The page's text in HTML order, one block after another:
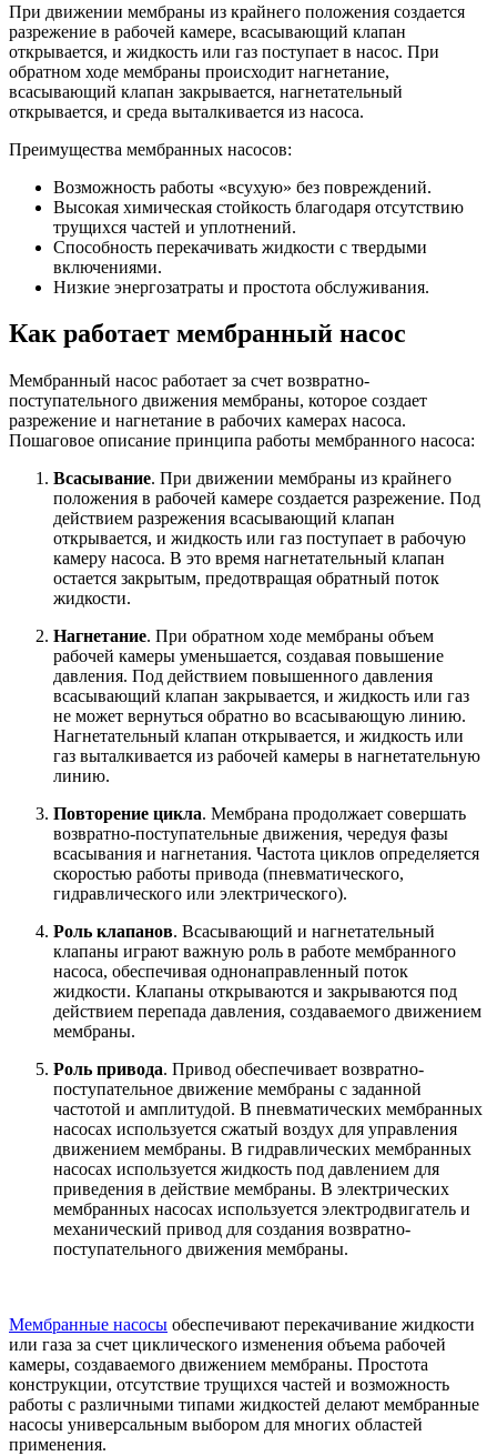
При движении мембраны из крайнего положения создается
разрежение в рабочей камере, всасывающий клапан
открывается, и жидкость или газ поступает в насос. При
обратном ходе мембраны происходит нагнетание,
всасывающий клапан закрывается, нагнетательный
открывается, и среда выталкивается из насоса.
Преимущества мембранных насосов:
Возможность работы «всухую» без повреждений.
Высокая химическая стойкость благодаря отсутствию
трущихся частей и уплотнений.
Способность перекачивать жидкости с твердыми
включениями.
Низкие энергозатраты и простота обслуживания.
Как работает мембранный насос
Мембранный насос работает за счет возвратно-
поступательного движения мембраны, которое создает
разрежение и нагнетание в рабочих камерах насоса.
Пошаговое описание принципа работы мембранного насоса:
Всасывание. При движении мембраны из крайнего
положения в рабочей камере создается разрежение. Под
действием разрежения всасывающий клапан
открывается, и жидкость или газ поступает в рабочую
камеру насоса. В это время нагнетательный клапан
остается закрытым, предотвращая обратный поток
жидкости.
Нагнетание. При обратном ходе мембраны объем
рабочей камеры уменьшается, создавая повышение
давления. Под действием повышенного давления
всасывающий клапан закрывается, и жидкость или газ
не может вернуться обратно во всасывающую линию.
Нагнетательный клапан открывается, и жидкость или
газ выталкивается из рабочей камеры в нагнетательную
линию.
Повторение цикла. Мембрана продолжает совершать
возвратно-поступательные движения, чередуя фазы
всасывания и нагнетания. Частота циклов определяется
скоростью работы привода (пневматического,
гидравлического или электрического).
Роль клапанов. Всасывающий и нагнетательный
клапаны играют важную роль в работе мембранного
насоса, обеспечивая однонаправленный поток
жидкости. Клапаны открываются и закрываются под
действием перепада давления, создаваемого движением
мембраны.
Роль привода. Привод обеспечивает возвратно-
поступательное движение мембраны с заданной
частотой и амплитудой. В пневматических мембранных
насосах используется сжатый воздух для управления
движением мембраны. В гидравлических мембранных
насосах используется жидкость под давлением для
приведения в действие мембраны. В электрических
мембранных насосах используется электродвигатель и
механический привод для создания возвратно-
поступательного движения мембраны.
Мембранные насосы обеспечивают перекачивание жидкости
или газа за счет циклического изменения объема рабочей
камеры, создаваемого движением мембраны. Простота
конструкции, отсутствие трущихся частей и возможность
работы с различными типами жидкостей делают мембранные
насосы универсальным выбором для многих областей
применения.